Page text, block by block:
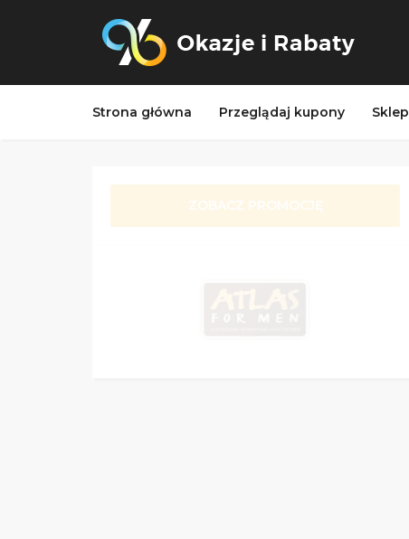
Strona główna Przeglądaj kupony
ZOBACZ PROMOCJĘ